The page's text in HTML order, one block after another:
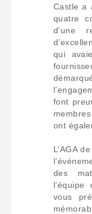
Castle a
quatre
d’une
qui
font
ont
L’AGA
des
vous